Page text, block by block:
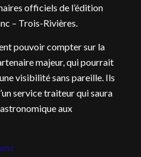
officiels de l’édition
– Trois-Rivières.
pouvoir compter sur la
majeur, qui pourrait
visibilité sans pareille. Ils
service traiteur qui saura
aux